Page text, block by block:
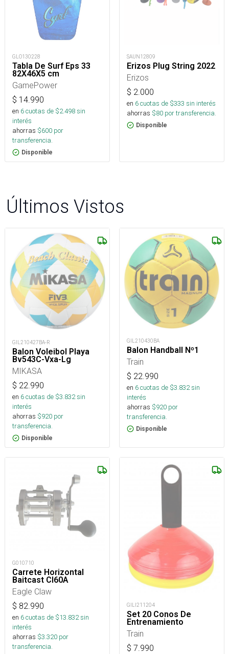
GLO130228
Tabla De Surf Eps 33
82X46X5 cm
GamePower
$ 14.990
en 6cuotas de $2.498sin
interés
ahorras $600 por
transferencia.
Disponible
SAUN12809
Erizos Plug String 2022
Erizos
$ 2.000
en 6cuotas de $333 sin interés
ahorras $80 por transferencia.
Disponible
Últimos Vistos
GIL210427BA-R
Balon Voleibol Playa
Bv543C-Vxa-Lg
MIKASA
$ 22.990
en 6cuotas de $3.832sin
interés
ahorras $920 por
transferencia.
Disponible
GIL210430BA
Balon Handball Nº1
Train
$ 22.990
en 6cuotas de $3.832sin
interés
ahorras $920 por
transferencia.
Disponible
G010710
Carrete Horizontal
Baitcast Cl60A
Eagle Claw
$ 82.990
en 6cuotas de $13.832sin
interés
ahorras $3.320 por
transferencia.
GILI211204
Set 20 Conos De
Entrenamiento
Train
$ 7.990